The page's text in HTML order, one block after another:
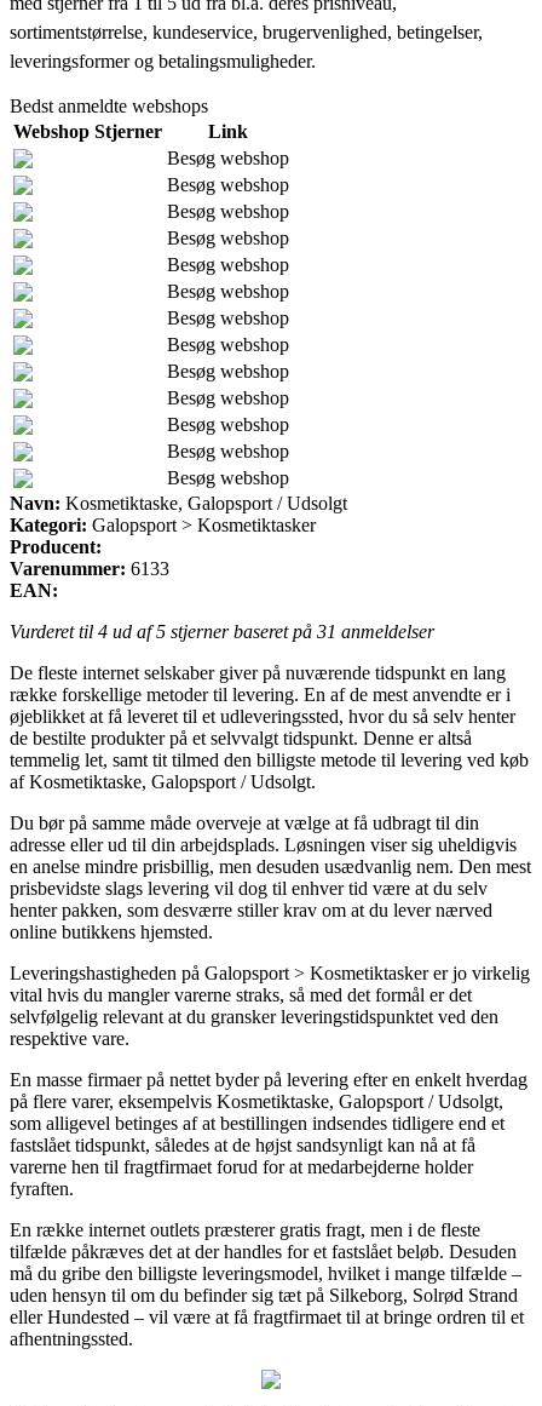
sortimentstørrelse, kundeservice, brugervenlighed, betingelser,
leveringsformer og betalingsmuligheder.
Bedst anmeldte webshops
Webshop Stjerner
Link
Besøg webshop
Besøg webshop
Besøg webshop
Besøg webshop
Besøg webshop
Besøg webshop
Besøg webshop
Besøg webshop
Besøg webshop
Besøg webshop
Besøg webshop
Besøg webshop
Besøg webshop
Navn: Kosmetiktaske, Galopsport / Udsolgt
Kategori: Galopsport > Kosmetiktasker
Producent:
Varenummer: 6133
EAN:
Vurderet til 4 ud af 5 stjerner baseret på 31 anmeldelser
De fleste internet selskaber giver på nuværende tidspunkt en lang
række forskellige metoder til levering. En af de mest anvendte er i
øjeblikket at få leveret til et udleveringssted, hvor du så selv henter
de bestilte produkter på et selvvalgt tidspunkt. Denne er altså
temmelig let, samt tit tilmed den billigste metode til levering ved køb
af Kosmetiktaske, Galopsport / Udsolgt.
Du bør på samme måde overveje at vælge at få udbragt til din
adresse eller ud til din arbejdsplads. Løsningen viser sig uheldigvis
en anelse mindre prisbillig, men desuden usædvanlig nem. Den mest
prisbevidste slags levering vil dog til enhver tid være at du selv
henter pakken, som desværre stiller krav om at du lever nærved
online butikkens hjemsted.
Leveringshastigheden på Galopsport > Kosmetiktasker er jo virkelig
vital hvis du mangler varerne straks, så med det formål er det
selvfølgelig relevant at du gransker leveringstidspunktet ved den
respektive vare.
En masse firmaer på nettet byder på levering efter en enkelt hverdag
på flere varer, eksempelvis Kosmetiktaske, Galopsport / Udsolgt,
som alligevel betinges af at bestillingen indsendes tidligere end et
fastslået tidspunkt, således at de højst sandsynligt kan nå at få
varerne hen til fragtfirmaet forud for at medarbejderne holder
fyraften.
En række internet outlets præsterer gratis fragt, men i de fleste
tilfælde påkræves det at der handles for et fastslået beløb. Desuden
må du gribe den billigste leveringsmodel, hvilket i mange tilfælde –
uden hensyn til om du befinder sig tæt på Silkeborg, Solrød Strand
eller Hundested – vil være at få fragtfirmaet til at bringe ordren til et
afhentningssted.